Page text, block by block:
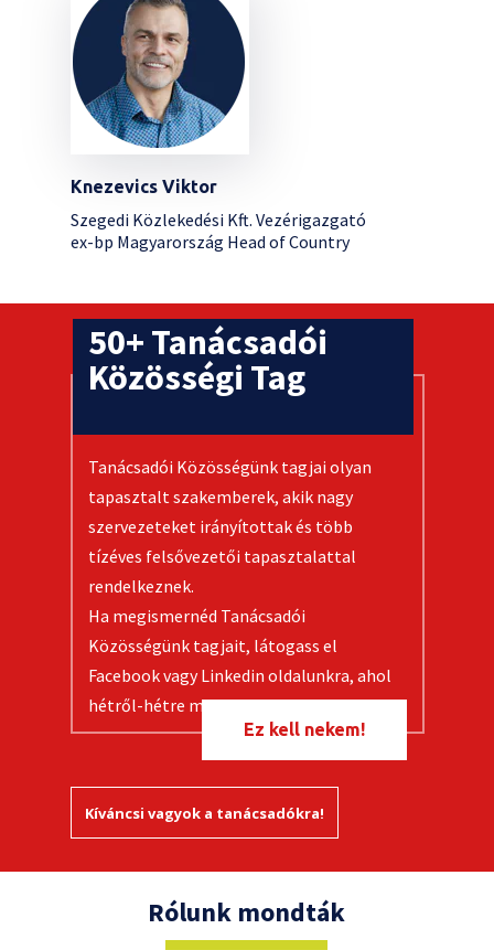
Szegedi Közlekedési Kft. Vezérigazgató
ex-bp Magyarország Head of Country
Knezevics Viktor
50+ Tanácsadói
Közösségi Tag
Tanácsadói Közösségünk tagjai olyan
tapasztalt szakemberek, akik nagy
szervezeteket irányítottak és több
tízéves felsővezetői tapasztalattal
rendelkeznek.
Ha megismernéd Tanácsadói
Közösségünk tagjait, látogass el
Facebook vagy Linkedin oldalunkra, ahol
hétről-hétre mutatunk be valakit!
Ez kell nekem!
Kíváncsi vagyok a tanácsadókra!
Rólunk mondták